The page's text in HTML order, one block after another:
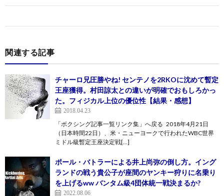
関連する記事
チャーロ兄圧勝やね! センテノを2RKOに沈めて暫定
王座獲得。村田諒太との違いが明確でおもしろかっ
た。フィジカル上位の優位性【結果・感想】
2018.04.23
「ボクシング記事一覧リンク集」へ戻る 2018年4月21日
（日本時間22日）、米・ニューヨークで行われたWBC世界
ミドル級暫定王座決定戦[…]
ポール・バトラーによる井上尚弥の倒し方。イング
ランドの戦う貴公子が座間のヤンキー狩りに名乗り
を上げるww バンタム級4団体統一戦決まるか?
2022.08.06